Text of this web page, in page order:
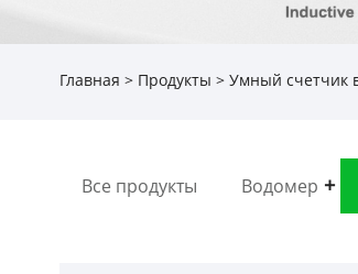
Главная > Продукты > Умный счетчик
Все продукты Водомер